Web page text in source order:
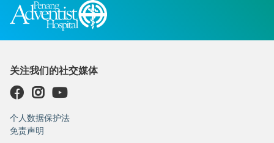
关注我们的社交媒体
个人数据保护法
免责声明